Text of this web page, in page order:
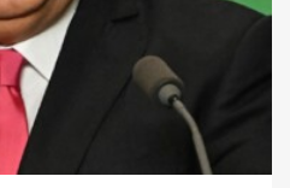
megmutatta